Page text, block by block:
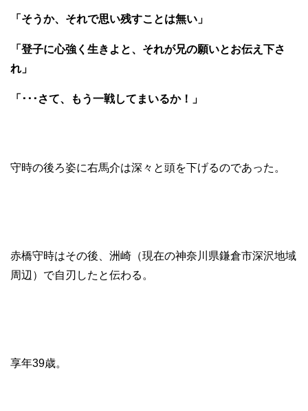
「そうか、それで思い残すことは無い」
「登子に心強く生きよと、それが兄の願いとお伝え下さ
れ」
「･･･さて、もう一戦してまいるか！」
守時の後ろ姿に右馬介は深々と頭を下げるのであった。
赤橋守時はその後、洲崎（現在の神奈川県鎌倉市深沢地域
周辺）で自刃したと伝わる。
享年39歳。